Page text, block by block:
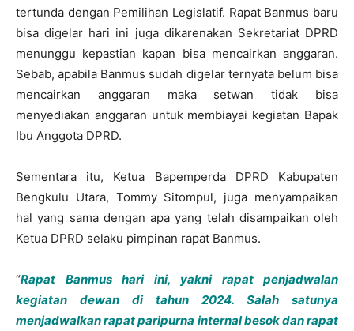
tertunda dengan Pemilihan Legislatif. Rapat Banmus baru
bisa digelar hari ini juga dikarenakan Sekretariat DPRD
menunggu kepastian kapan bisa mencairkan anggaran.
Sebab, apabila Banmus sudah digelar ternyata belum bisa
mencairkan anggaran maka setwan tidak bisa
menyediakan anggaran untuk membiayai kegiatan Bapak
Ibu Anggota DPRD.
Sementara itu, Ketua Bapemperda DPRD Kabupaten
Bengkulu Utara, Tommy Sitompul, juga menyampaikan
hal yang sama dengan apa yang telah disampaikan oleh
Ketua DPRD selaku pimpinan rapat Banmus.
“Rapat Banmus hari ini, yakni rapat penjadwalan
kegiatan dewan di tahun 2024. Salah satunya
menjadwalkan rapat paripurna internal besok dan rapat